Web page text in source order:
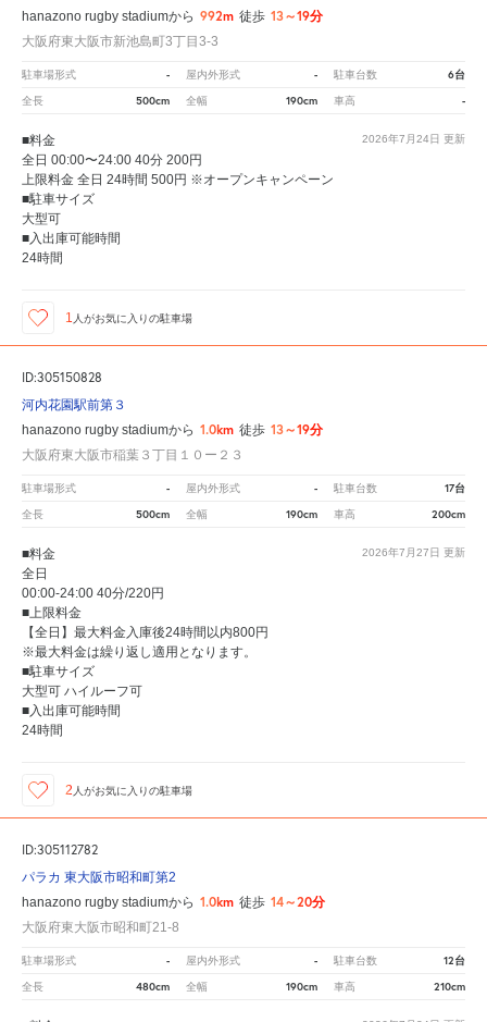
hanazono rugby stadiumから 992m 徒歩 13～19分
大阪府東大阪市新池島町3丁目3-3
駐車場形式 - 屋内外形式 - 駐車台数 6台
全長 500cm 全幅 190cm 車高 -
2026年7月24日 更新
■料金
全日 00:00〜24:00 40分 200円
上限料金 全日 24時間 500円 ※オープンキャンペーン
■駐車サイズ
大型可
■入出庫可能時間
24時間
1 人がお気に入りの駐車場
ID:305150828
河内花園駅前第３
hanazono rugby stadiumから 1.0km 徒歩 13～19分
大阪府東大阪市稲葉３丁目１０ー２３
駐車場形式 - 屋内外形式 - 駐車台数 17台
全長 500cm 全幅 190cm 車高 200cm
2026年7月27日 更新
■料金
全日
00:00-24:00 40分/220円
■上限料金
【全日】最大料金入庫後24時間以内800円
※最大料金は繰り返し適用となります。
■駐車サイズ
大型可 ハイルーフ可
■入出庫可能時間
24時間
2 人がお気に入りの駐車場
ID:305112782
パラカ 東大阪市昭和町第2
hanazono rugby stadiumから 1.0km 徒歩 14～20分
大阪府東大阪市昭和町21-8
駐車場形式 - 屋内外形式 - 駐車台数 12台
全長 480cm 全幅 190cm 車高 210cm